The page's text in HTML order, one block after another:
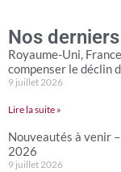
Nos
Royaume-Uni,
compenser le déclin
9 juillet 2026
Lire la suite »
Nouveautés à venir
2026
9 juillet 2026